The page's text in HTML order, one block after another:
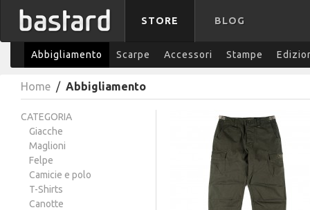
STORE BLOG
Abbigliamento Scarpe Accessori Stampe
Home / Abbigliamento
CATEGORIA
Giacche
Maglioni
Felpe
Camicie e polo
T-Shirts
Canotte